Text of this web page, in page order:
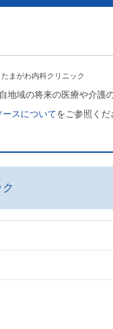
がわ内科クリニック
地域の将来の医療や介
ースについてをご参照くだ